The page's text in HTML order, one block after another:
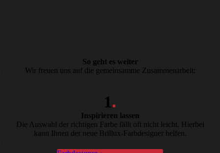
So geht es weiter
Wir freuen uns auf die gemeinsamme Zusammenarbeit:
1.
Inspirieren lassen
Die Auswahl der richtigen Farbe fällt oft nicht leicht. Hierbei
kann Ihnen der neue Brillux-Farbdesigner helfen.